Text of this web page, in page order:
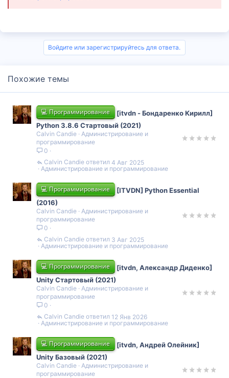
Войдите или зарегистрируйтесь для ответа.
Похожие темы
💻 Программирование
[itvdn - Бондаренко Кирилл]
Python 3.8.6 Стартовый (2021)
Calvin Candie
Администрирование и
программирование
0
Администрирование и программирование
4 Авг 2025
Calvin Candie
💻 Программирование
[ITVDN] Python Essential
(2016)
Calvin Candie
Администрирование и
программирование
0
Администрирование и программирование
3 Авг 2025
Calvin Candie
💻 Программирование
[itvdn, Александр Диденко]
Unity Стартовый (2021)
Calvin Candie
Администрирование и
программирование
0
Администрирование и программирование
12 Янв 2026
Calvin Candie
💻 Программирование
[itvdn, Андрей Олейник]
Unity Базовый (2021)
Calvin Candie
Администрирование и
программирование